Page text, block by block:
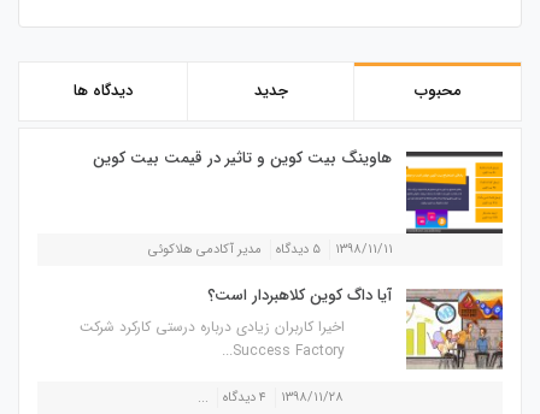
محبوب جدید دیدگاه ها
هاوینگ بیت کوین و تاثیر در قیمت بیت کوین
۱۳۹۸/۱۱/۱۱ ۵ دیدگاه مدیر آکادمی هلاکوئی
آیا داگ کوین کلاهبردار است؟
اخیرا کاربران زیادی درباره درستی کارکرد شرکت
Success Factory...
۱۳۹۸/۱۱/۲۸ ۴ دیدگاه ...